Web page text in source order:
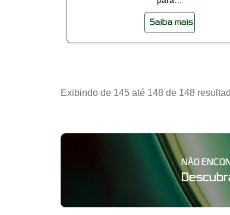
Saiba mais
Exibindo de 145 até 148 de 148
NÃO